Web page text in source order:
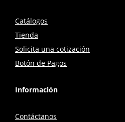
Catálogos
Tienda
Solicita una cotización
Botón de Pagos
Información
Contáctanos